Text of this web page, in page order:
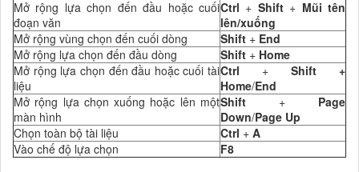
Mở rộng lựa chọn đến đầu hoặc cuối
đoạn văn
Ctrl + Shift + Mũi tên
lên/xuống
Mở rộng vùng chọn đến cuối dòng
Shift + End
Mở rộng lựa chọn đến đầu dòng
Shift + Home
Mở rộng lựa chọn đến đầu hoặc cuối tài
liệu
Ctrl + Shift +
Home/End
Mở rộng lựa chọn xuống hoặc lên một
màn hình
Shift + Page
Down/Page Up
Chọn toàn bộ tài liệu
Ctrl + A
Vào chế độ lựa chọn
F8